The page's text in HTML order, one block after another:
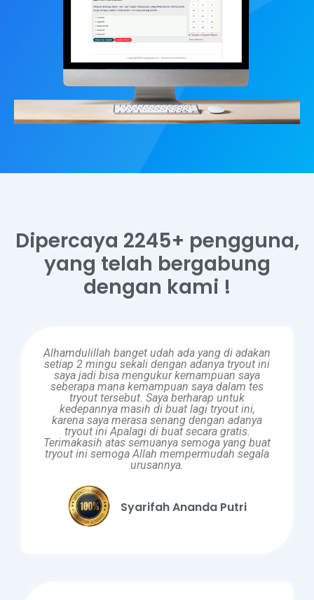
Dipercaya 2245+ pengguna,
yang telah bergabung
dengan kami !
Alhamdulillah banget udah ada yang di adakan
setiap 2 mingu sekali dengan adanya tryout ini
saya jadi bisa mengukur kemampuan saya
seberapa mana kemampuan saya dalam tes
tryout tersebut. Saya berharap untuk
kedepannya masih di buat lagi tryout ini,
karena saya merasa senang dengan adanya
tryout ini Apalagi di buat secara gratis.
Terimakasih atas semuanya semoga yang buat
tryout ini semoga Allah mempermudah segala
urusannya.
Syarifah Ananda Putri